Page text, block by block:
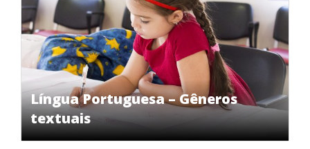
Língua Portuguesa – Gêneros
textuais